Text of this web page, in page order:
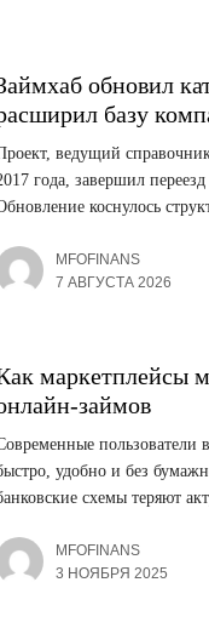
обновил
базу
ведущий
года, завершил
коснулось
MFOFINANS
7 АВГУСТА 2026
маркетплейсы
займов
удобно и без
схемы теряют
MFOFINANS
3 НОЯБРЯ 2025